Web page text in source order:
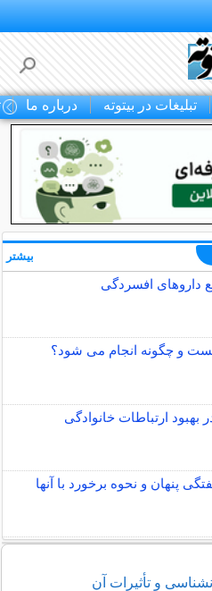
تبلیغات در بیتوته درباره ما
افسردگی
و چگونه انجام می شود؟
بهبود ارتباطات خانوادگی
بیشتر
و تأثیرات آن